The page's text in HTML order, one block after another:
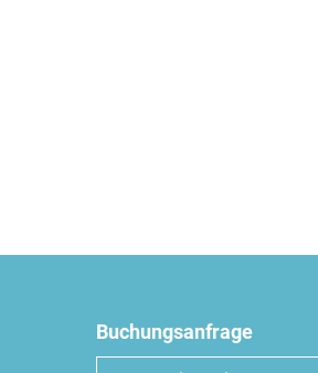
Buchungsanfrage